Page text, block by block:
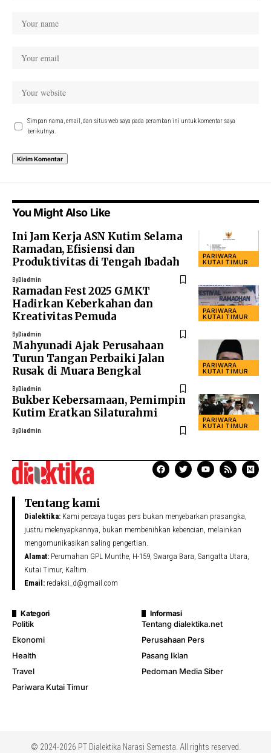
Simpan nama, email, dan situs web saya pada peramban ini untuk komentar saya
berikutnya.
You Might Also Like
PARIWARA
KUTAI TIMUR
Ini Jam Kerja ASN Kutim Selama
Ramadan, Efisiensi dan
Produktivitas di Tengah Ibadah
ByDiadmin
PARIWARA
KUTAI TIMUR
Ramadan Fest 2025 GMKT
Hadirkan Keberkahan dan
Kreativitas Pemuda
ByDiadmin
PARIWARA
KUTAI TIMUR
Mahyunadi Ajak Perusahaan
Turun Tangan Perbaiki Jalan
Rusak di Muara Bengkal
ByDiadmin
PARIWARA
KUTAI TIMUR
Bukber Kebersamaan, Pemimpin
Kutim Eratkan Silaturahmi
ByDiadmin
Tentang kami
Dialektika: Kami percaya tugas pers bukan menyebarkan prasangka,
justru melenyapkannya, bukan membenihkan kebencian, melainkan
mengomunikasikan saling pengertian.
Alamat: Perumahan GPL Munthe, H-159, Swarga Bara, Sangatta Utara,
Kutai Timur, Kaltim.
Email: redaksi_d@gmail.com
Kategori
Politik
Ekonomi
Health
Travel
Pariwara Kutai Timur
Informasi
Tentang dialektika.net
Perusahaan Pers
Pasang Iklan
Pedoman Media Siber
© 2024-2026 PT Dialektika Narasi Semesta. All rights reserved.